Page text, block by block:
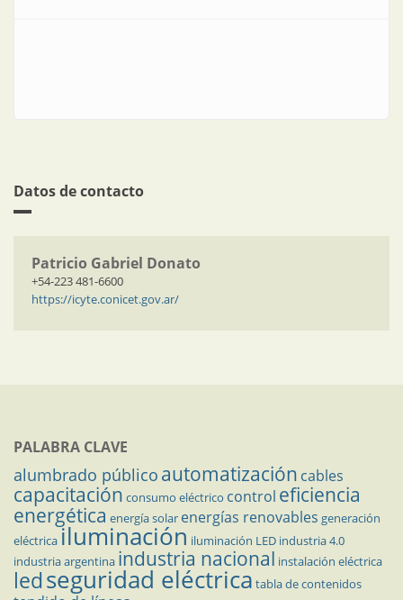
Datos de contacto
Patricio Gabriel Donato
+54-223 481-6600
https://icyte.conicet.gov.ar/
PALABRA CLAVE
alumbrado público automatización cables
capacitación consumo eléctrico control eficiencia
energética energía solar energías renovables generación
eléctricailuminación iluminación LED industria 4.0
industria argentina industria nacional instalación eléctrica
ledseguridad eléctrica tabla de contenidos